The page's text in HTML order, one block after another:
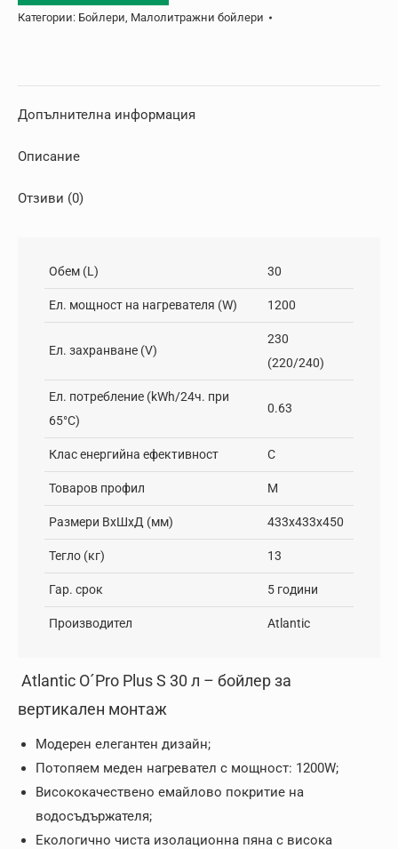
Категории: Бойлери, Малолитражни бойлери
Допълнителна информация
Описание
Отзиви (0)
Обем (L) 30
Ел. мощност на нагревателя (W) 1200
Ел. захранване (V)
230
(220/240)
Ел. потребление (kWh/24ч. при
65°C)
0.63
Клас енергийна ефективност C
Товаров профил M
Размери ВxШxД (мм) 433х433х450
Тегло (кг) 13
Гар. срок 5 години
Производител Atlantic
Atlantic O´Pro Plus S 30 л – бойлер за
вертикален монтаж
Модерен елегантен дизайн;
Потопяем меден нагревател с мощност: 1200W;
Висококачествено емайлово покритие на
водосъдържателя;
Екологично чиста изолационна пяна с висока